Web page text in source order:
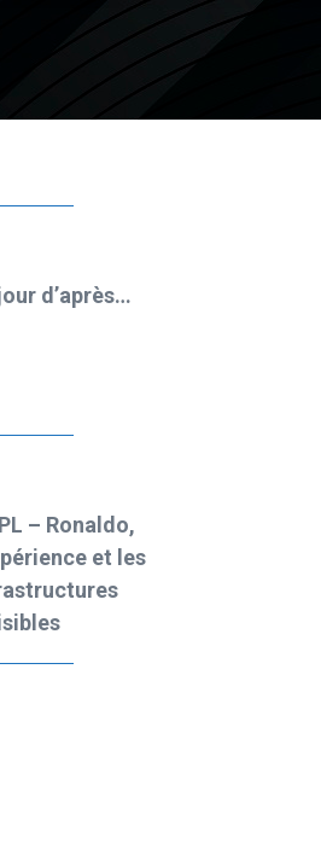
Se réapproprier la terre
CNPL – Une parole qui
tient debout